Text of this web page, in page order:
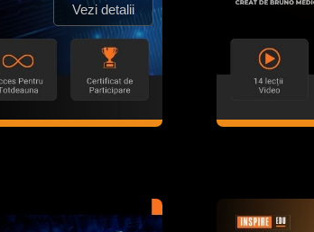
Vezi detalii